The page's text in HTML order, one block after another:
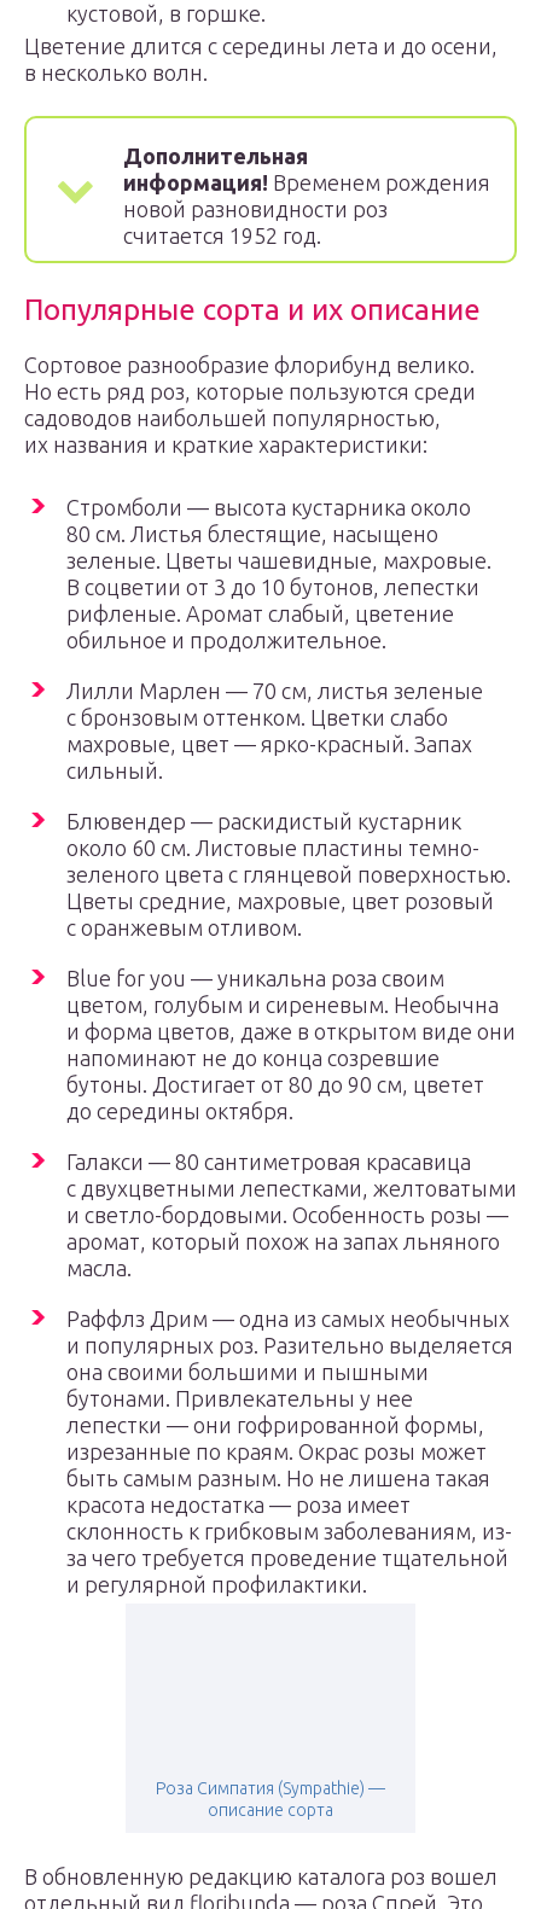
кустовой, в горшке.
Цветение длится с середины лета и до осени,
в несколько волн.
Дополнительная
информация! Временем рождения
новой разновидности роз
считается 1952 год.
Популярные сорта и их описание
Сортовое разнообразие флорибунд велико.
Но есть ряд роз, которые пользуются среди
садоводов наибольшей популярностью,
их названия и краткие характеристики:
Стромболи — высота кустарника около
80 см. Листья блестящие, насыщено
зеленые. Цветы чашевидные, махровые.
В соцветии от 3 до 10 бутонов, лепестки
рифленые. Аромат слабый, цветение
обильное и продолжительное.
Лилли Марлен — 70 см, листья зеленые
с бронзовым оттенком. Цветки слабо
махровые, цвет — ярко-красный. Запах
сильный.
Блювендер — раскидистый кустарник
около 60 см. Листовые пластины темно-
зеленого цвета с глянцевой поверхностью.
Цветы средние, махровые, цвет розовый
с оранжевым отливом.
Blue for you — уникальна роза своим
цветом, голубым и сиреневым. Необычна
и форма цветов, даже в открытом виде они
напоминают не до конца созревшие
бутоны. Достигает от 80 до 90 см, цветет
до середины октября.
Галакси — 80 сантиметровая красавица
с двухцветными лепестками, желтоватыми
и светло-бордовыми. Особенность розы —
аромат, который похож на запах льняного
масла.
Раффлз Дрим — одна из самых необычных
и популярных роз. Разительно выделяется
она своими большими и пышными
бутонами. Привлекательны у нее
лепестки — они гофрированной формы,
изрезанные по краям. Окрас розы может
быть самым разным. Но не лишена такая
красота недостатка — роза имеет
склонность к грибковым заболеваниям, из-
за чего требуется проведение тщательной
и регулярной профилактики.
Роза Симпатия (Sympathie) —
описание сорта
В обновленную редакцию каталога роз вошел
отдельный вид floribunda — роза Спрей. Это